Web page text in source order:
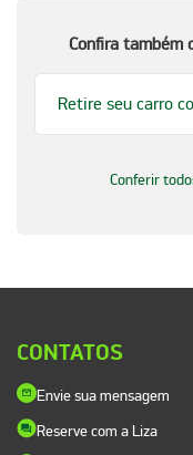
Confira também
Retire seu carro
Conferir
CONTATOS
Envie sua mensagem
Reserve com a Liza